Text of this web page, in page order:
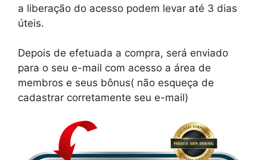
a liberação do acesso podem levar até 3 dias
úteis.
Depois de efetuada a compra, será enviado
para o seu e-mail com acesso a área de
membros e seus bônus( não esqueça de
cadastrar corretamente seu e-mail)